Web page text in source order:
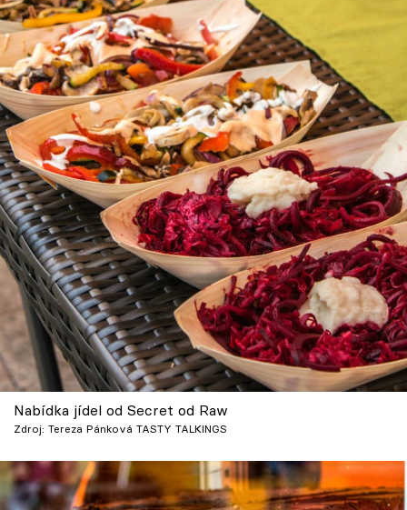
Nabídka jídel od Secret od Raw
Zdroj: Tereza Pánková TASTY TALKINGS